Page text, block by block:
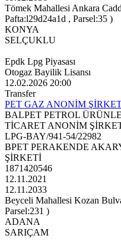
Tömek Mahallesi Ankara
Pafta:l29d24a1d , Parsel:35 )
KONYA
SELÇUKLU
Epdk Lpg Piyasası
Otogaz Bayilik Lisansı
12.02.2026 20:00
Transfer
PET GAZ ANONİM
BALPET PETROL
TİCARET ANONİM
LPG-BAY/941-54/22982
BPET PERAKENDE
ŞİRKETİ
1871420546
12.11.2021
12.11.2033
Beyceli Mahallesi Kozan
Parsel:231 )
ADANA
SARIÇAM